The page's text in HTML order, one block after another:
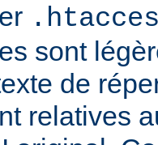
sont
de
relatives